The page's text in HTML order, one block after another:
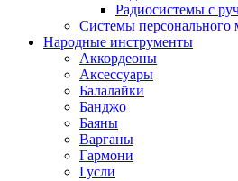
Радиосистемы с
Системы персонального
Народные инструменты
Аккордеоны
Аксессуары
Балалайки
Банджо
Баяны
Варганы
Гармони
Гусли